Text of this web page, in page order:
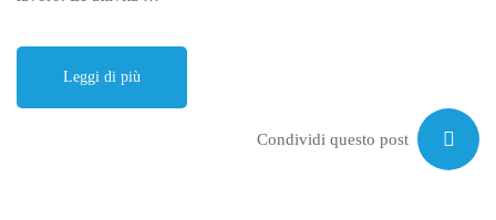
Leggi di più
Condividi questo post